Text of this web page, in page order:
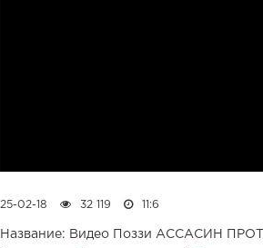
25-02-18 32 119 11:6
Название: Видео Поззи АССАСИН